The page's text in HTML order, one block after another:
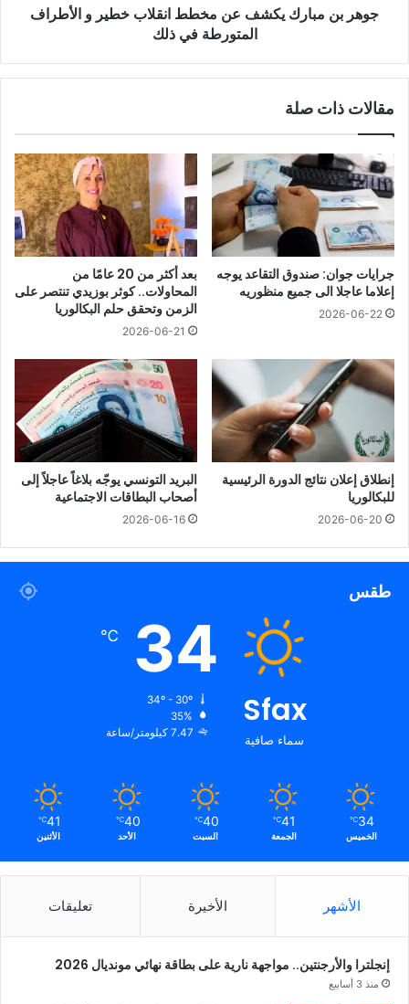
الأطراف
جوهر بن مبارك يكشف عن مخطط انقلاب خطير و الأطراف
المتورطة في ذلك
مقالات ذات صلة
جرايات جوان: صندوق التقاعد يوجه
إعلاما عاجلا الى جميع منظوريه
2026-06-22
بعد أكثر من 20 عامًا من
المحاولات.. كوثر بوزيدي تنتصر على
الزمن وتحقق حلم البكالوريا
2026-06-21
إنطلاق إعلان نتائج الدورة الرئيسية
للبكالوريا
2026-06-20
البريد التونسي يوجّه بلاغاً عاجلاً إلى
أصحاب البطاقات الاجتماعية
2026-06-16
طقس
Sfax
سماء صافية
34
℃
35%
7.47 كيلومتر/ساعة
34
℃
الخميس
41
℃
الجمعة
40
℃
السبت
40
℃
الأحد
41
℃
الأثنين
الأشهر الأخيرة تعليقات
إنجلترا والأرجنتين.. مواجهة نارية على بطاقة نهائي مونديال 2026
منذ 3 أسابيع